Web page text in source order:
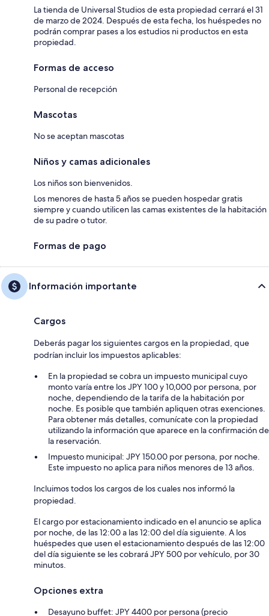
La tienda de Universal Studios de esta propiedad cerrará el 31
de marzo de 2024. Después de esta fecha, los huéspedes no
podrán comprar pases a los estudios ni productos en esta
propiedad.
Formas de acceso
Personal de recepción
Mascotas
No se aceptan mascotas
Niños y camas adicionales
Los niños son bienvenidos.
Los menores de hasta 5 años se pueden hospedar gratis
siempre y cuando utilicen las camas existentes de la habitación
de su padre o tutor.
Formas de pago
Información importante
Cargos
Deberás pagar los siguientes cargos en la propiedad, que
podrían incluir los impuestos aplicables:
En la propiedad se cobra un impuesto municipal cuyo
monto varía entre los JPY 100 y 10,000 por persona, por
noche, dependiendo de la tarifa de la habitación por
noche. Es posible que también apliquen otras exenciones.
Para obtener más detalles, comunícate con la propiedad
utilizando la información que aparece en la confirmación de
la reservación.
Impuesto municipal: JPY 150.00 por persona, por noche.
Este impuesto no aplica para niños menores de 13 años.
Incluimos todos los cargos de los cuales nos informó la
propiedad.
El cargo por estacionamiento indicado en el anuncio se aplica
por noche, de las 12:00 a las 12:00 del día siguiente. A los
huéspedes que usen el estacionamiento después de las 12:00
del día siguiente se les cobrará JPY 500 por vehículo, por 30
minutos.
Opciones extra
Desayuno buffet: JPY 4400 por persona (precio